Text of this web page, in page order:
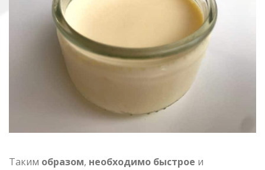
Таким образом, необходимо быстрое и